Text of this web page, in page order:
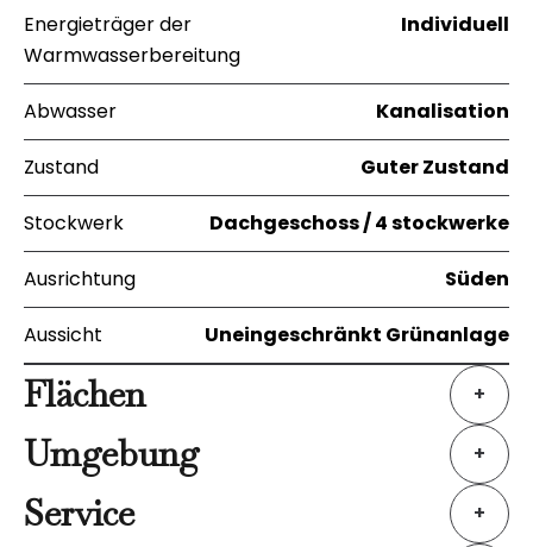
Energieträger der
Warmwasserbereitung
Individuell
Abwasser Kanalisation
Zustand Guter Zustand
Stockwerk Dachgeschoss / 4 stockwerke
Ausrichtung Süden
Aussicht Uneingeschränkt Grünanlage
Flächen +
Umgebung +
Service +